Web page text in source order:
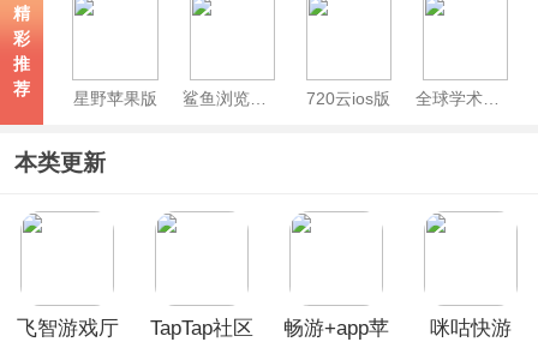
精
彩
推
荐
星野苹果版 鲨鱼浏览器iOS版 720云ios版
本类更新
飞智游戏厅
TapTap社区
畅游+app苹
咪咕快游